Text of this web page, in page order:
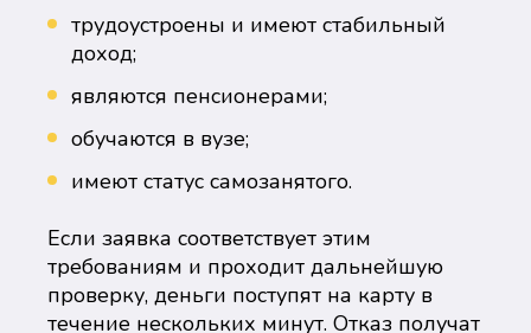
трудоустроены и имеют стабильный
доход;
являются пенсионерами;
обучаются в вузе;
имеют статус самозанятого.
Если заявка соответствует этим
требованиям и проходит дальнейшую
проверку, деньги поступят на карту в
течение нескольких минут. Отказ получат